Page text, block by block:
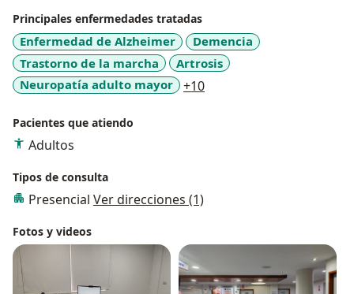
Principales enfermedades tratadas
Enfermedad de Alzheimer
Demencia
Trastorno de la marcha
Artrosis
Neuropatía adulto mayor
+10a11y_sr_more_diseases
Pacientes que atiendo
Adultos
Tipos de consulta
Presencial Ver direcciones (1)
Fotos y videos